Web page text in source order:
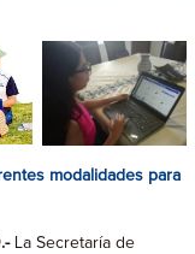
modalidades para
La Secretaría de